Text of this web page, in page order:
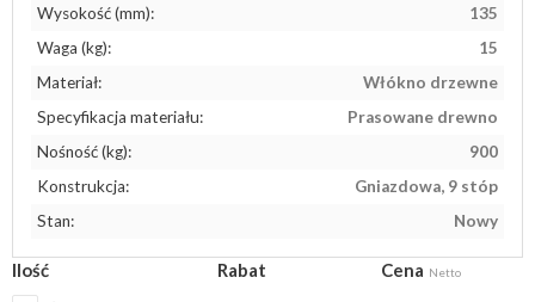
Wysokość (mm):
135
Waga (kg):
15
Materiał:
Włókno drzewne
Specyfikacja materiału:
Prasowane drewno
Nośność (kg):
900
Konstrukcja:
Gniazdowa, 9 stóp
Stan:
Nowy
Ilość Rabat Cena Netto